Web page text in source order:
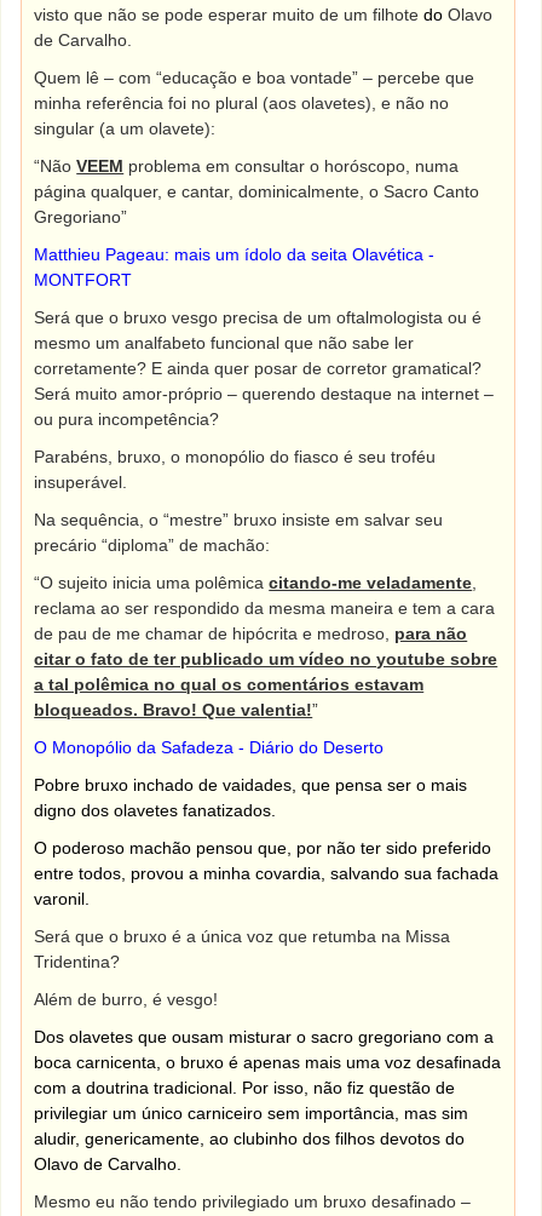
visto que não se pode esperar muito de um filhotedo Olavo
de Carvalho.
Quem lê – com “educação e boa vontade” – percebe que
minha referência foi no plural (aos olavetes), e não no
singular (a um olavete):
“NãoVEEM problema em consultar o horóscopo, numa
página qualquer, e cantar, dominicalmente, o Sacro Canto
Gregoriano”
Matthieu Pageau: mais um ídolo da seita Olavética -
MONTFORT
Será que o bruxo vesgo precisa de um oftalmologista ou é
mesmo um analfabeto funcional que não sabe ler
corretamente? E ainda quer posar de corretor gramatical?
Será muito amor-próprio – querendo destaque na internet –
ou pura incompetência?
Parabéns, bruxo, o monopólio do fiasco é seu troféu
insuperável.
Na sequência, o “mestre” bruxo insiste em salvar seu
precário “diploma” de machão:
“O sujeito inicia uma polêmicacitando-me veladamente
reclama ao ser respondido da mesma maneira e tem a cara
de pau de me chamar de hipócrita e medroso, para não
citar o fato de ter publicado um vídeo no youtube sobre
a tal polêmica no qual os comentários estavam
bloqueados. Bravo! Que valentia!”
O Monopólio da Safadeza - Diário do Deserto
Pobre bruxo inchado de vaidades, que pensa ser o mais
digno dos olavetes fanatizados.
O poderoso machão pensou que, por não ter sido preferido
entre todos, provou a minha covardia, salvando sua fachada
varonil.
Será que o bruxo é a única voz que retumba na Missa
Tridentina?
Além de burro, é vesgo!
Dos olavetes que ousam misturar o sacro gregoriano com a
boca carnicenta, o bruxo é apenas mais uma voz desafinada
com a doutrina tradicional. Por isso, não fiz questão de
privilegiar um único carniceiro sem importância, mas sim
aludir, genericamente, ao clubinho dos filhos devotos do
Olavo de Carvalho.
Mesmo eu não tendo privilegiado um bruxo desafinado –